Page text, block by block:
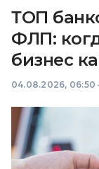
ТОП
ФЛП:
бизнес
04.08.2026, 06:50